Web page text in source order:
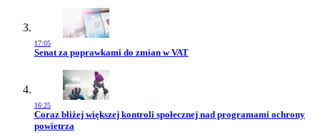
17:05
Przejdź do artykułu:
Senat za poprawkami do zmian w VAT
16:25
Przejdź do artykułu:
Coraz bliżej większej kontroli społecznej nad programami ochrony
powietrza